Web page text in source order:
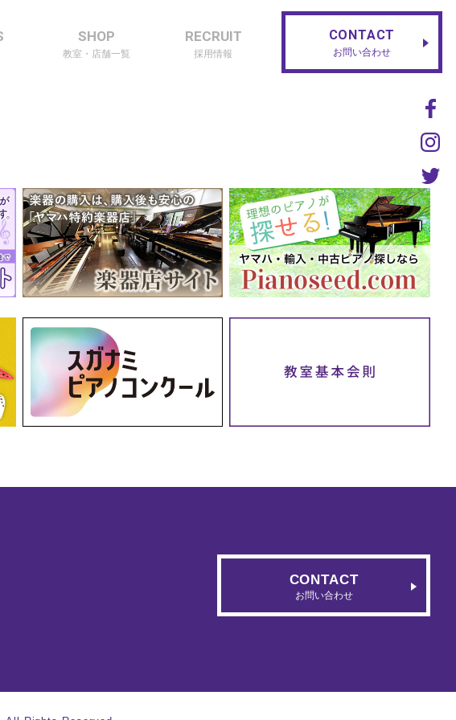
SHOP
教室・店舗一覧
RECRUIT
採用情報
CONTACT
お問い合わせ
CONTACT
お問い合わせ